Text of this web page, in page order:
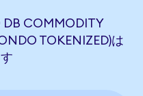
DB COMMODITY
TOKENIZED)は